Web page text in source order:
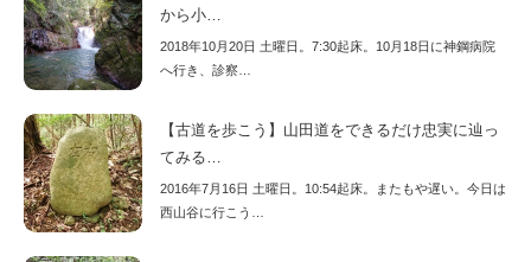
から小…
2018年10月20日 土曜日。7:30起床。10月18日に神鋼病院
へ行き、診察…
【古道を歩こう】山田道をできるだけ忠実に辿っ
てみる…
2016年7月16日 土曜日。10:54起床。またもや遅い。今日は
西山谷に行こう…